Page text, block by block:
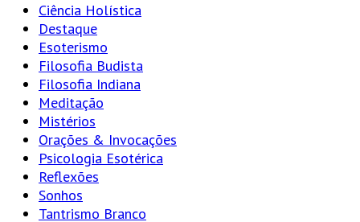
Ciência Holística
Destaque
Esoterismo
Filosofia Budista
Filosofia Indiana
Meditação
Mistérios
Orações & Invocações
Psicologia Esotérica
Reflexões
Sonhos
Tantrismo Branco